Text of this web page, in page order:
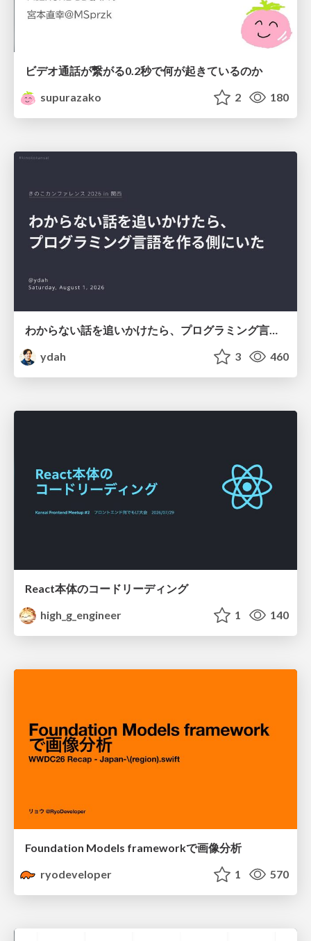
ビデオ通話が繋がる0.2秒で何が起きているのか
supurazako
2 180
わからない話を追いかけたら、プログラミング言語を作る側にいた
ydah
3 460
React本体のコードリーディング
high_g_engineer
1 140
Foundation Models frameworkで画像分析
ryodeveloper
1 570